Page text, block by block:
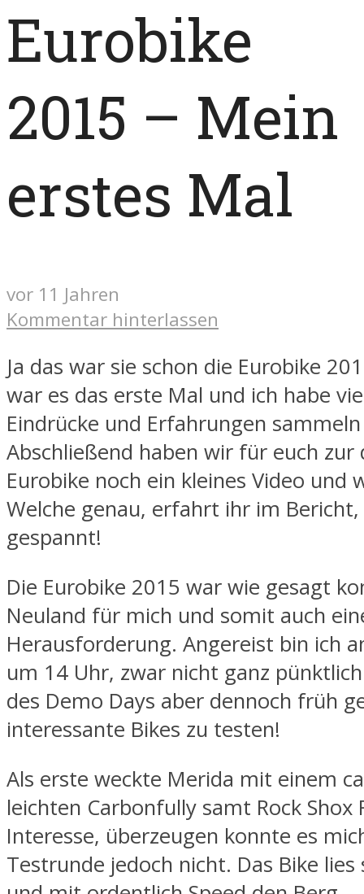
Eurobike
2015 – Mein
erstes Mal
vor 11 Jahren
Kommentar hinterlassen
Ja das war sie schon die Eurobike
war es das erste Mal und ich habe
Eindrücke und Erfahrungen
Abschließend haben wir für euch zur
Eurobike noch ein kleines Video und
Welche genau, erfahrt ihr im Bericht,
gespannt!
Die Eurobike 2015 war wie gesagt
Neuland für mich und somit auch
Herausforderung. Angereist bin ich
um 14 Uhr, zwar nicht ganz
des Demo Days aber dennoch früh
interessante Bikes zu testen!
Als erste weckte Merida mit einem
leichten Carbonfully samt Rock Shox
Interesse, überzeugen konnte es
Testrunde jedoch nicht. Das Bike lies